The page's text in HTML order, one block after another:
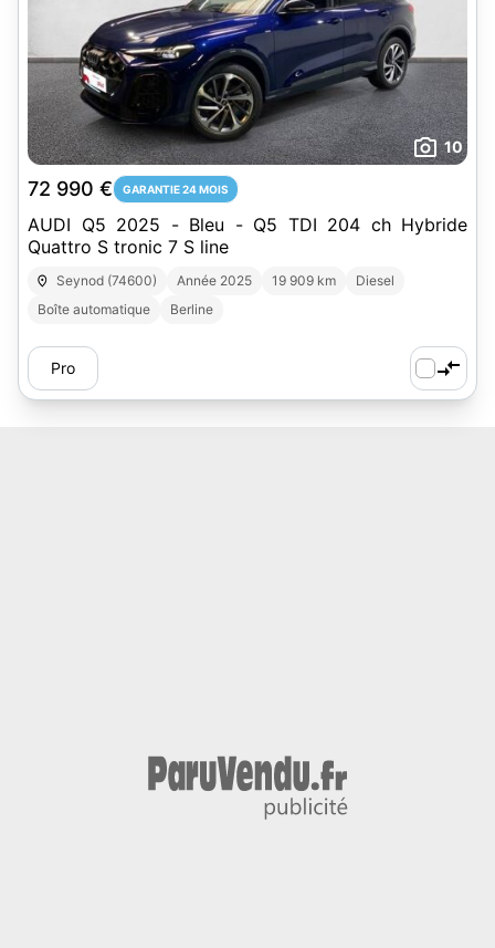
10
72 990 € GARANTIE 24 MOIS
AUDI Q5 2025 - Bleu - Q5 TDI 204 ch Hybride
Quattro S tronic 7 S line
Seynod (74600) Année 2025 19 909 km
Diesel
Boîte automatique
Berline
Pro